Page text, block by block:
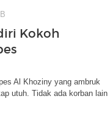
Kokoh
Al Khoziny yang ambruk
utuh. Tidak ada korban lain